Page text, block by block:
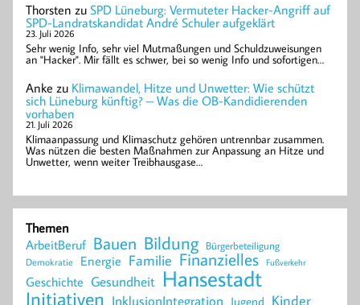
Thorsten zu SPD Lüneburg: Vermuteter Hacker-Angriff auf
SPD-Landratskandidat André Schuler aufgeklärt
23. Juli 2026
Sehr wenig Info, sehr viel Mutmaßungen und Schuldzuweisungen
an "Hacker". Mir fällt es schwer, bei so wenig Info und sofortigen…
Anke zu Klimawandel, Hitze und Unwetter: Wie schützt
sich Lüneburg künftig? – Was die OB-Kandidierenden
vorhaben
21. Juli 2026
Klimaanpassung und Klimaschutz gehören untrennbar zusammen.
Was nützen die besten Maßnahmen zur Anpassung an Hitze und
Unwetter, wenn weiter Treibhausgase…
Themen
ArbeitBeruf Bauen Bildung Bürgerbeteiligung
Demokratie Energie Familie Finanzielles Fußverkehr
Geschichte Gesundheit Hansestadt
Initiativen InklusionIntegration Jugend Kinder